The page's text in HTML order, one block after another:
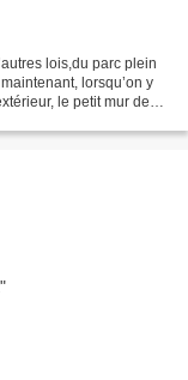
lois,du parc plein
lorsqu’on y
le petit mur de